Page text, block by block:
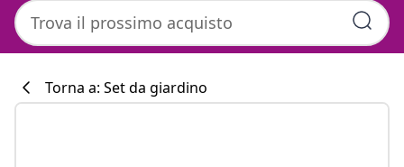
Torna a: Set da giardino